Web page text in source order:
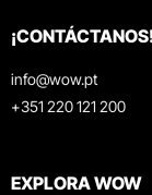
info@wow.pt
+351 220 121 200
EXPLORA WOW